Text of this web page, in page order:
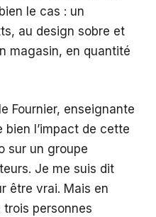
le cas : un
au design sobre et
magasin, en quantité
Fournier, enseignante
bien l’impact de cette
sur un groupe
Je me suis dit
être vrai. Mais en
trois personnes